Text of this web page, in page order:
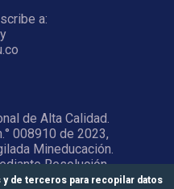
a:
de Alta Calidad.
008910 de 2023,
Mineducación.
Resolución
1967. Reconocida
de terceros para recopilar datos